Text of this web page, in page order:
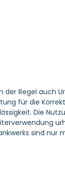
Regel auch
für die
Die
sind